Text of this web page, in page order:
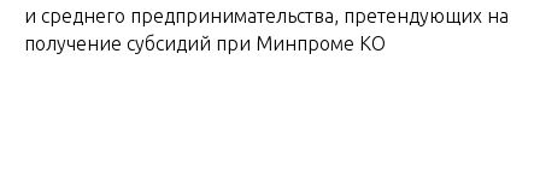
и среднего предпринимательства, претендующих на
получение субсидий при Минпроме КО